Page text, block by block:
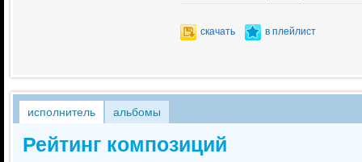
скачать в плейлист
исполнитель альбомы
Рейтинг композиций